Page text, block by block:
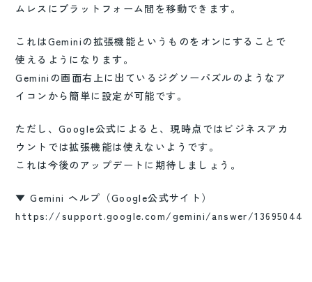
ムレスにプラットフォーム間を移動できます。
これはGeminiの拡張機能というものをオンにすることで
使えるようになります。
Geminiの画面右上に出ているジグソーパズルのようなア
イコンから簡単に設定が可能です。
ただし、Google公式によると、現時点ではビジネスアカ
ウントでは拡張機能は使えないようです。
これは今後のアップデートに期待しましょう。
▼ Gemini ヘルプ（Google公式サイト）
https://support.google.com/gemini/answer/13695044